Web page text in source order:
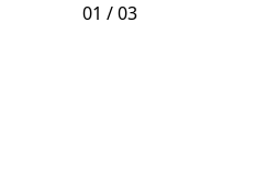
01 /03